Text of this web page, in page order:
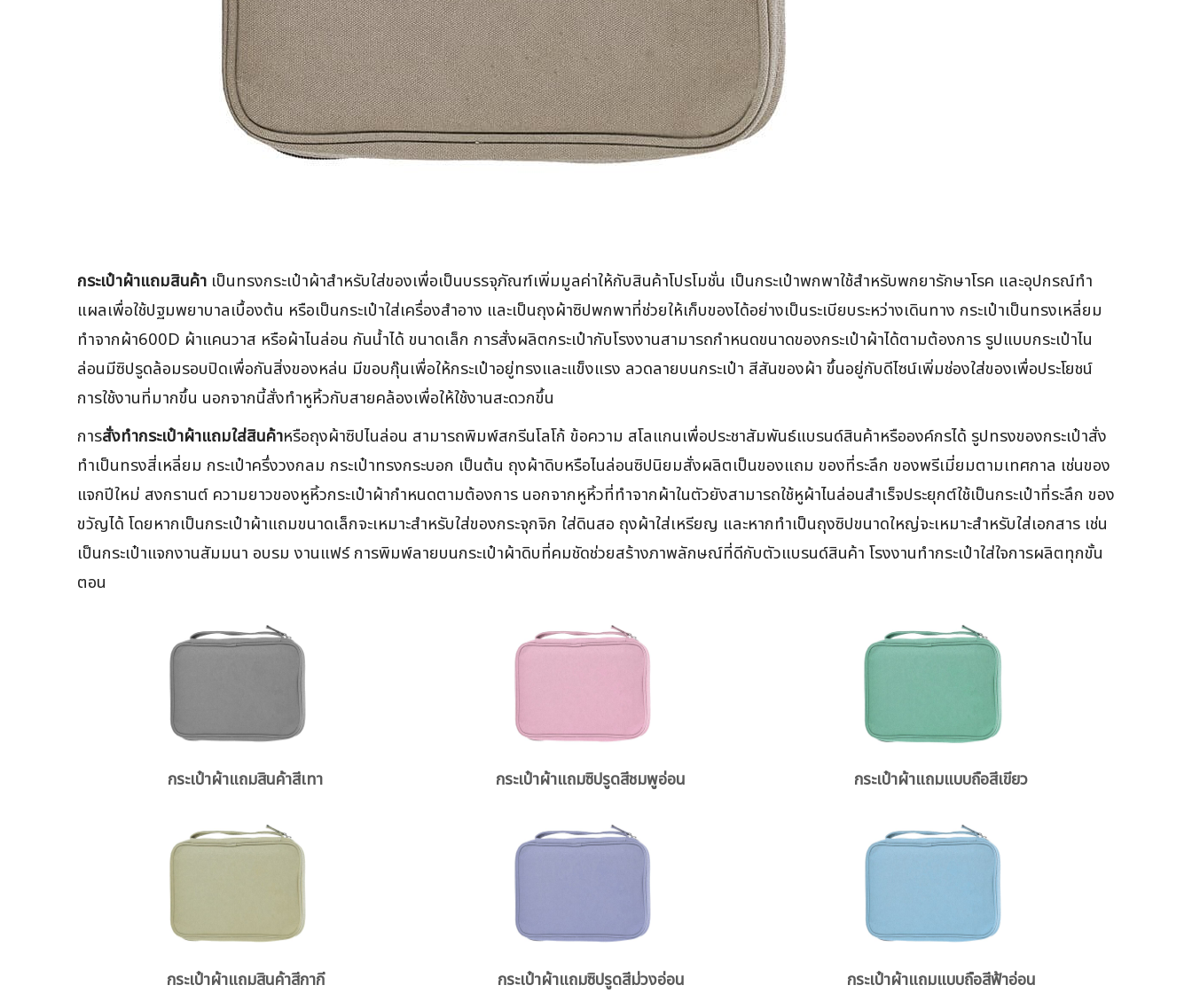
กระเป๋าผ้าแถมสินค้า เป็นทรงกระเป๋าผ้าสำหรับใส่ของเพื่อเป็นบรรจุภัณฑ์เพิ่มมูลค่าให้กับสินค้าโปรโมชั่น เป็นกระเป๋าพกพาใช้สำหรับพกยารักษาโรค และอุปกรณ์ทำ
แผลเพื่อใช้ปฐมพยาบาลเบื้องต้น หรือเป็นกระเป๋าใส่เครื่องสำอาง และเป็นถุงผ้าซิปพกพาที่ช่วยให้เก็บของได้อย่างเป็นระเบียบระหว่างเดินทาง กระเป๋าเป็นทรงเหลี่ยม
ทำจากผ้า600D ผ้าแคนวาส หรือผ้าไนล่อน กันน้ำได้ ขนาดเล็ก การสั่งผลิตกระเป๋ากับโรงงานสามารถกำหนดขนาดของกระเป๋าผ้าได้ตามต้องการ รูปแบบกระเป๋าไน
ล่อนมีซิปรูดล้อมรอบปิดเพื่อกันสิ่งของหล่น มีขอบกุ๊นเพื่อให้กระเป๋าอยู่ทรงและแข็งแรง ลวดลายบนกระเป๋า สีสันของผ้า ขึ้นอยู่กับดีไซน์เพิ่มช่องใส่ของเพื่อประโยชน์
การใช้งานที่มากขึ้น นอกจากนี้สั่งทำหูหิ้วกับสายคล้องเพื่อให้ใช้งานสะดวกขึ้น
การสั่งทำกระเป๋าผ้าแถมใส่สินค้าหรือถุงผ้าซิปไนล่อน สามารถพิมพ์สกรีนโลโก้ ข้อความ สโลแกนเพื่อประชาสัมพันธ์แบรนด์สินค้าหรือองค์กรได้ รูปทรงของกระเป๋าสั่ง
ทำเป็นทรงสี่เหลี่ยม กระเป๋าครึ่งวงกลม กระเป๋าทรงกระบอก เป็นต้น ถุงผ้าดิบหรือไนล่อนซิปนิยมสั่งผลิตเป็นของแถม ของที่ระลึก ของพรีเมี่ยมตามเทศกาล เช่นของ
แจกปีใหม่ สงกรานต์ ความยาวของหูหิ้วกระเป๋าผ้ากำหนดตามต้องการ นอกจากหูหิ้วที่ทำจากผ้าในตัวยังสามารถใช้หูผ้าไนล่อนสำเร็จประยุกต์ใช้เป็นกระเป๋าที่ระลึก ของ
ขวัญได้ โดยหากเป็นกระเป๋าผ้าแถมขนาดเล็กจะเหมาะสำหรับใส่ของกระจุกจิก ใส่ดินสอ ถุงผ้าใส่เหรียญ และหากทำเป็นถุงซิปขนาดใหญ่จะเหมาะสำหรับใส่เอกสาร เช่น
เป็นกระเป๋าแจกงานสัมมนา อบรม งานแฟร์ การพิมพ์ลายบนกระเป๋าผ้าดิบที่คมชัดช่วยสร้างภาพลักษณ์ที่ดีกับตัวแบรนด์สินค้า โรงงานทำกระเป๋าใส่ใจการผลิตทุกขั้น
ตอน
กระเป๋าผ้าแถมสินค้าสีเทา กระเป๋าผ้าแถมซิปรูดสีชมพูอ่อน กระเป๋าผ้าแถมแบบถือสีเขียว
กระเป๋าผ้าแถมสินค้าสีกากี กระเป๋าผ้าแถมซิปรูดสีม่วงอ่อน กระเป๋าผ้าแถมแบบถือสีฟ้าอ่อน